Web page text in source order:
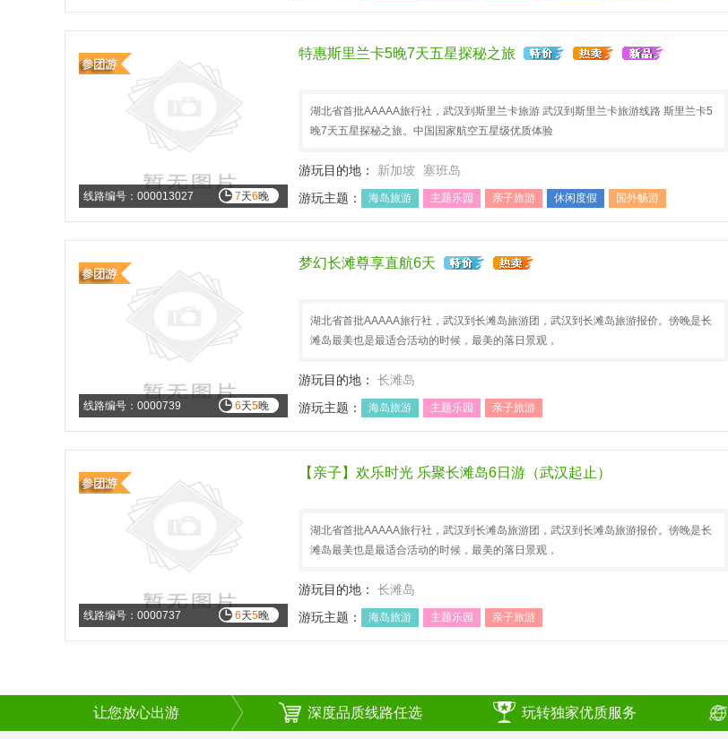
7天6晚
线路编号：000013027
特惠斯里兰卡5晚7天五星探秘之旅
湖北省首批AAAAA旅行社，武汉到斯里兰卡旅游 武汉到斯里兰卡旅游线路 斯里兰卡5
晚7天五星探秘之旅。中国国家航空五星级优质体验
游玩目的地： 新加坡
塞班岛
游玩主题：
海岛旅游 主题乐园 亲子旅游 休闲度假 国外畅游
6天5晚
线路编号：0000739
梦幻长滩尊享直航6天
湖北省首批AAAAA旅行社，武汉到长滩岛旅游团，武汉到长滩岛旅游报价。傍晚是长
滩岛最美也是最适合活动的时候，最美的落日景观，
游玩目的地： 长滩岛
游玩主题：
海岛旅游 主题乐园 亲子旅游
6天5晚
线路编号：0000737
【亲子】欢乐时光 乐聚长滩岛6日游（武汉起止）
湖北省首批AAAAA旅行社，武汉到长滩岛旅游团，武汉到长滩岛旅游报价。傍晚是长
滩岛最美也是最适合活动的时候，最美的落日景观，
游玩目的地： 长滩岛
游玩主题：
海岛旅游 主题乐园 亲子旅游
让您放心出游 深度品质线路任选 玩转独家优质服务